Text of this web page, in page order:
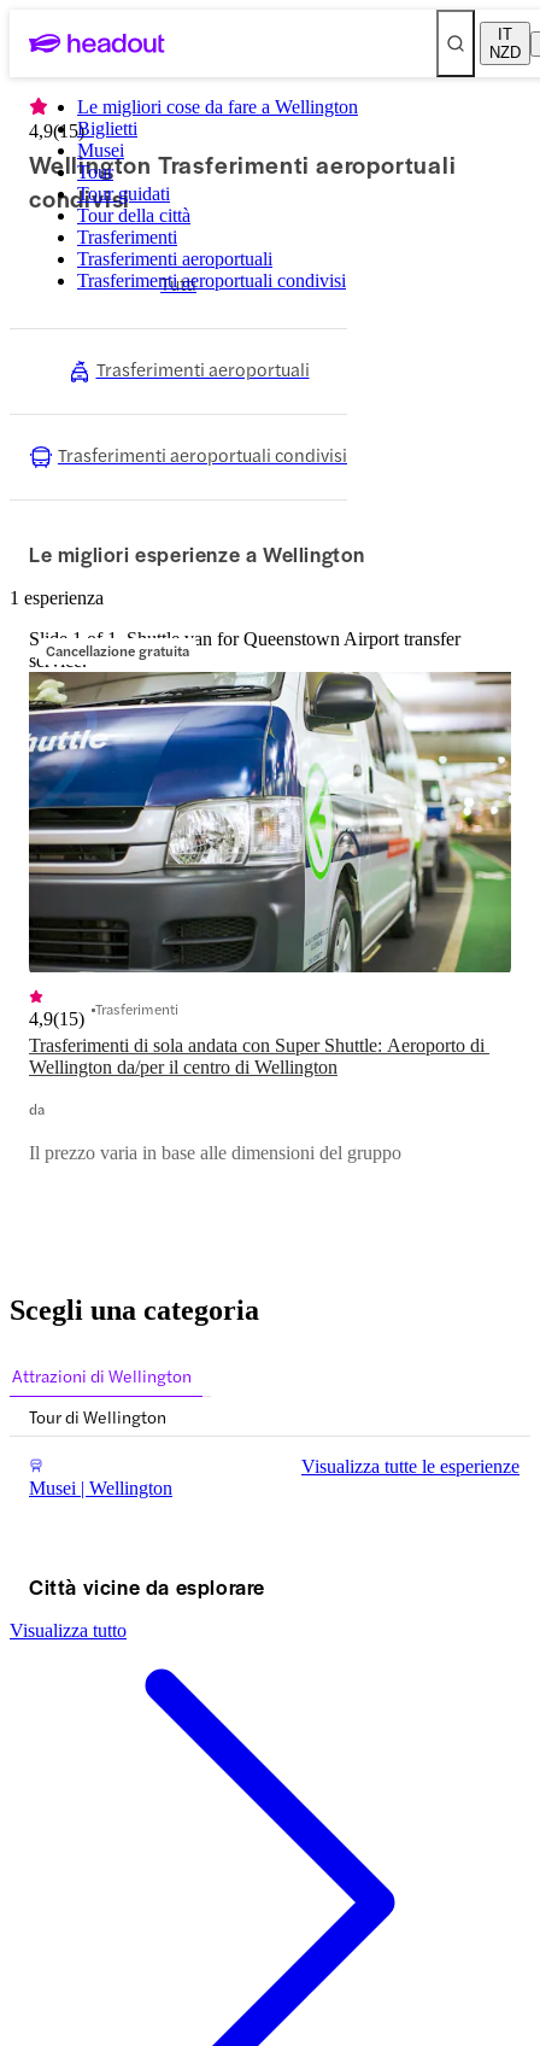
IT
NZD
Le migliori cose da fare a Wellington
Biglietti
Musei
Tour
Tour guidati
Tour della città
Trasferimenti
Trasferimenti aeroportuali
Trasferimenti aeroportuali condivisi
4,9(15)
Wellington Trasferimenti aeroportuali
condivisi
Tutti
Trasferimenti aeroportuali
Trasferimenti aeroportuali condivisi
Le migliori esperienze a Wellington
1 esperienza
Cancellazione gratuita
Slide 1 of 1, Shuttle van for Queenstown Airport transfer
service.
Trasferimenti di sola andata con Super Shuttle: Aeroporto di
Wellington da/per il centro di Wellington
4,9(15) Trasferimenti
da
Il prezzo varia in base alle dimensioni del gruppo
Scegli una categoria
Attrazioni di Wellington
Tour di Wellington
Musei | Wellington
Visualizza tutte le esperienze
Città vicine da esplorare
Visualizza tutto